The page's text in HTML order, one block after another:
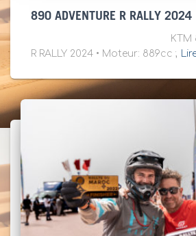
890 ADVENTURE R RALLY 2024
KTM 890
R RALLY 2024 • Moteur: 889cc ;